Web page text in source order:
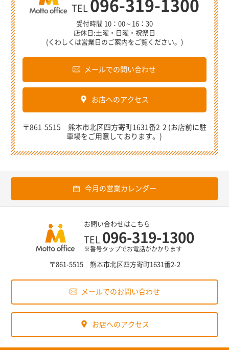
TEL 096-319-1300
受付時間 10：00～16：30
店休日:土曜・日曜・祝祭日
(くわしくは営業日のご案内をご覧ください。)
メールでの問い合わせ
お店へのアクセス
〒861-5515 熊本市北区四方寄町1631番2-2 (お店前に駐
車場をご用意しております。)
今月の営業カレンダー
お問い合わせはこちら
TEL 096-319-1300
※番号タップでお電話がかかります
〒861-5515 熊本市北区四方寄町1631番2-2
メールでのお問い合わせ
お店へのアクセス